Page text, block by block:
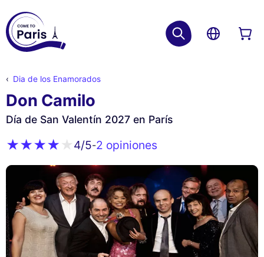
Dia de los Enamorados
Don Camilo
Día de San Valentín 2027 en París
4/5-2 opiniones